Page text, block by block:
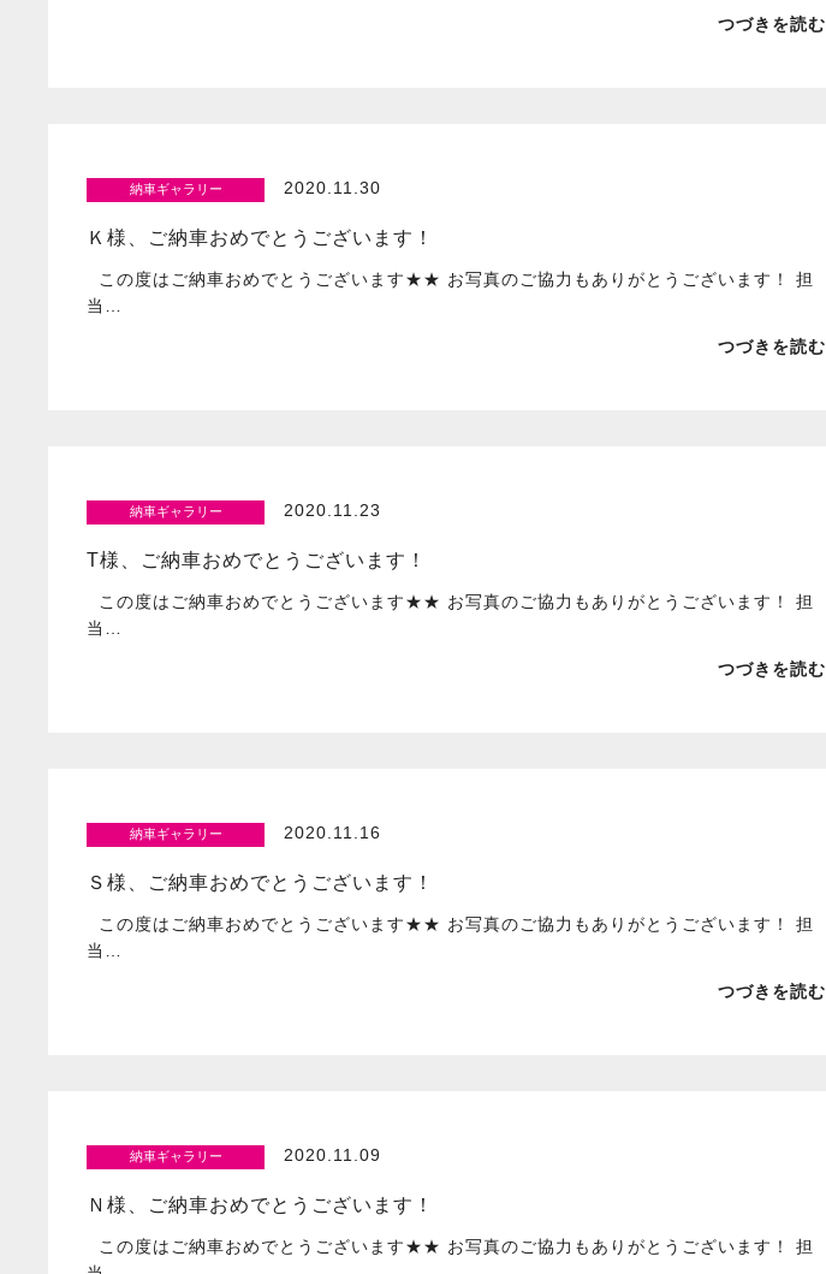
つづきを読む
納車ギャラリー 2020.11.30
Ｋ様、ご納車おめでとうございます！
この度はご納車おめでとうございます★★ お写真のご協力もありがとうございます！ 担
当…
つづきを読む
納車ギャラリー 2020.11.23
T様、ご納車おめでとうございます！
この度はご納車おめでとうございます★★ お写真のご協力もありがとうございます！ 担
当…
つづきを読む
納車ギャラリー 2020.11.16
Ｓ様、ご納車おめでとうございます！
この度はご納車おめでとうございます★★ お写真のご協力もありがとうございます！ 担
当…
つづきを読む
納車ギャラリー 2020.11.09
Ｎ様、ご納車おめでとうございます！
この度はご納車おめでとうございます★★ お写真のご協力もありがとうございます！ 担